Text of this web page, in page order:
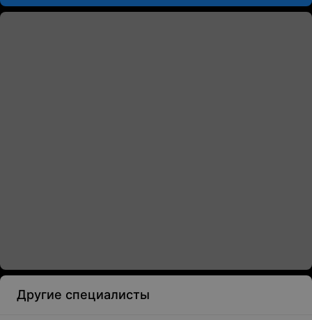
Другие специалисты